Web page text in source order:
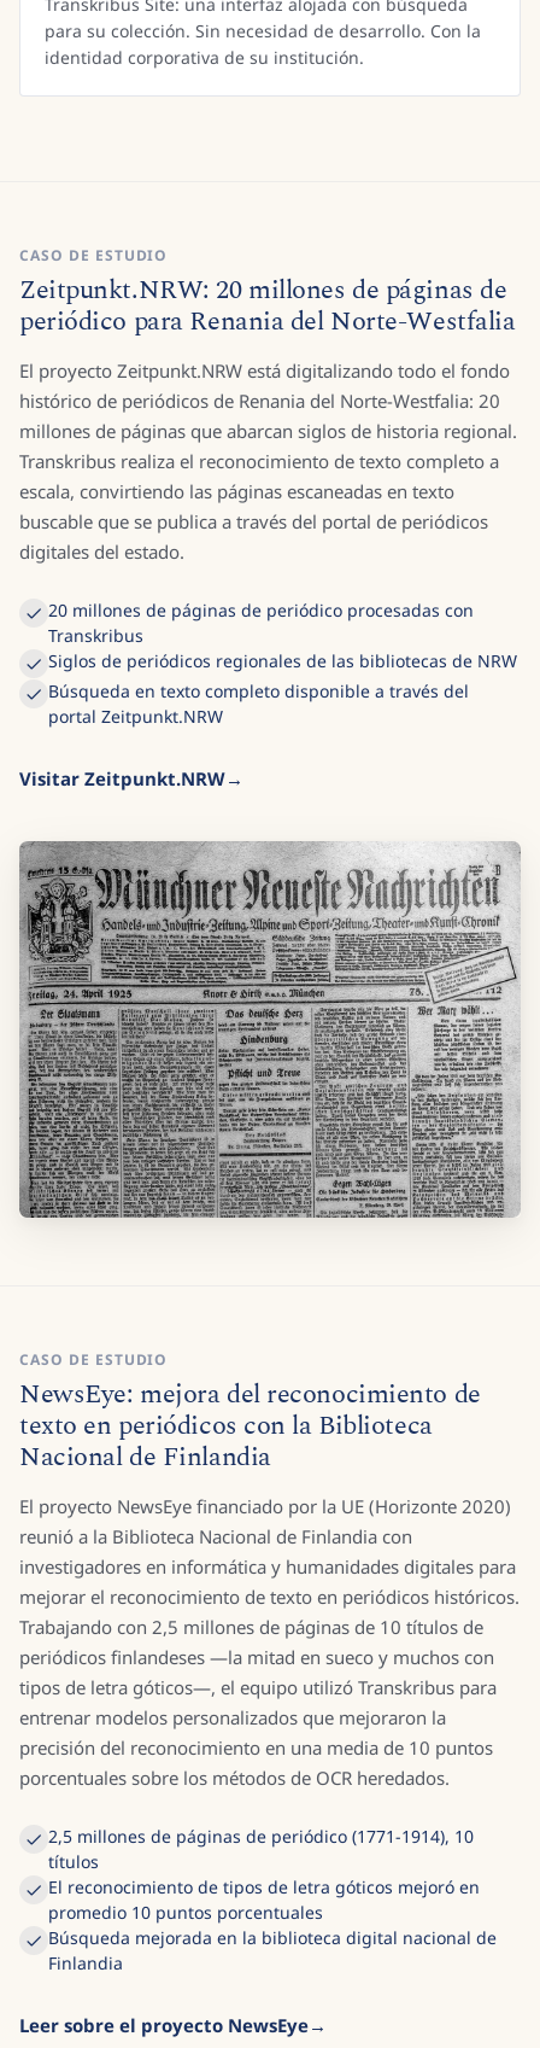
para su colección. Sin necesidad de desarrollo. Con la
identidad corporativa de su institución.
CASO DE ESTUDIO
Zeitpunkt.NRW: 20 millones de páginas de
periódico para Renania del Norte-Westfalia
El proyecto Zeitpunkt.NRW está digitalizando todo el fondo
histórico de periódicos de Renania del Norte-Westfalia: 20
millones de páginas que abarcan siglos de historia regional.
Transkribus realiza el reconocimiento de texto completo a
escala, convirtiendo las páginas escaneadas en texto
buscable que se publica a través del portal de periódicos
digitales del estado.
20 millones de páginas de periódico procesadas con
Transkribus
Siglos de periódicos regionales de las bibliotecas de NRW
Búsqueda en texto completo disponible a través del
portal Zeitpunkt.NRW
Visitar Zeitpunkt.NRW
CASO DE ESTUDIO
NewsEye: mejora del reconocimiento de
texto en periódicos con la Biblioteca
Nacional de Finlandia
El proyecto NewsEye financiado por la UE (Horizonte 2020)
reunió a la Biblioteca Nacional de Finlandia con
investigadores en informática y humanidades digitales para
mejorar el reconocimiento de texto en periódicos históricos.
Trabajando con 2,5 millones de páginas de 10 títulos de
periódicos finlandeses —la mitad en sueco y muchos con
tipos de letra góticos—, el equipo utilizó Transkribus para
entrenar modelos personalizados que mejoraron la
precisión del reconocimiento en una media de 10 puntos
porcentuales sobre los métodos de OCR heredados.
2,5 millones de páginas de periódico (1771-1914), 10
títulos
El reconocimiento de tipos de letra góticos mejoró en
promedio 10 puntos porcentuales
Búsqueda mejorada en la biblioteca digital nacional de
Finlandia
Leer sobre el proyecto NewsEye